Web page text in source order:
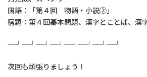
国語：「第４回 物語・小説②」
宿題：第４回基本問題、漢字とことば、漢
─┘─┘─┘─┘─┘─┘─┘─┘
次回も頑張りましょう！